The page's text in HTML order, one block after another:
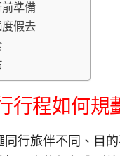
準備
假去
行程如何規
同行旅伴不同、目